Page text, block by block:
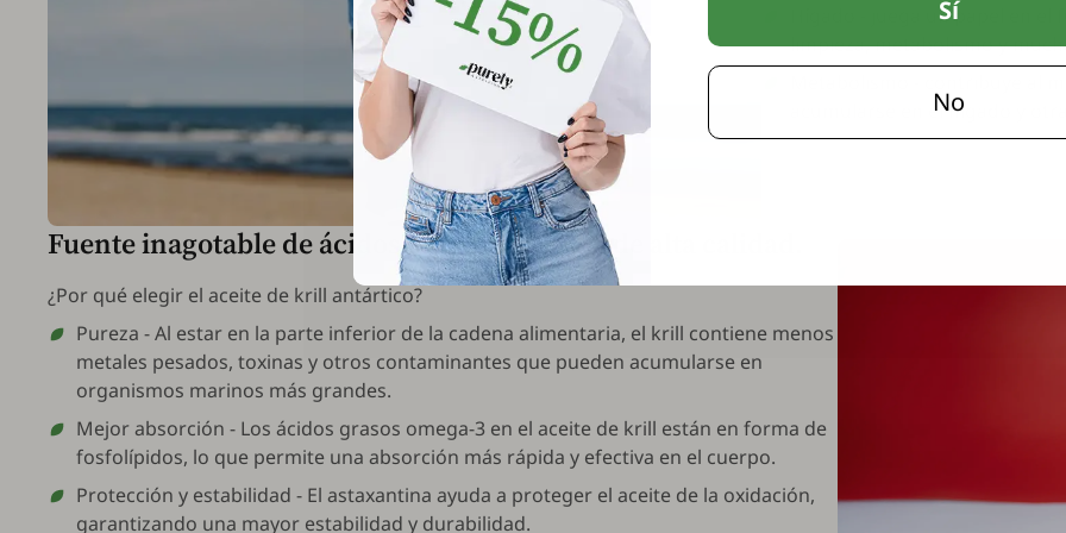
Hígado - juega un papel en
limpieza, metabolismo y
Metabolismo - contribuye al
acumularse en el hígado y
Fuente inagotable de ácidos grasos omega-3 de alta calidad.
¿Por qué elegir el aceite de krill antártico?
Pureza - Al estar en la parte inferior de la cadena alimentaria, el krill contiene menos
metales pesados, toxinas y otros contaminantes que pueden acumularse en
organismos marinos más grandes.
Mejor absorción - Los ácidos grasos omega-3 en el aceite de krill están en forma de
fosfolípidos, lo que permite una absorción más rápida y efectiva en el cuerpo.
Protección y estabilidad - El astaxantina ayuda a proteger el aceite de la oxidación,
garantizando una mayor estabilidad y durabilidad.
Sí
No